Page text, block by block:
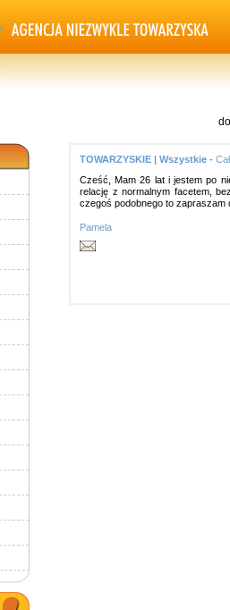
TOWARZYSKIE | Wszystkie -
Cześć, Mam 26 lat i jestem po
relację z normalnym facetem,
czegoś podobnego to zapraszam
Pamela